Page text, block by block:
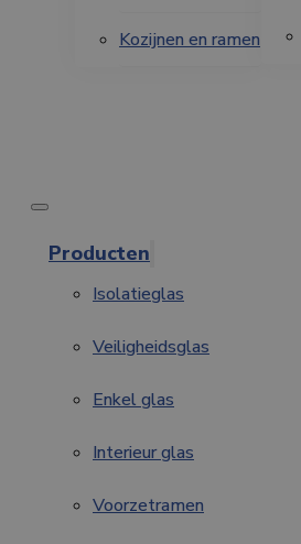
Kozijnen en ramen
Producten
Isolatieglas
Veiligheidsglas
Enkel glas
Interieur glas
Voorzetramen